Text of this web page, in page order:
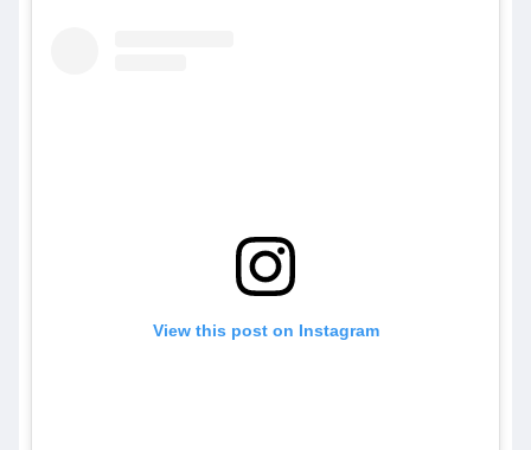
View this post on Instagram